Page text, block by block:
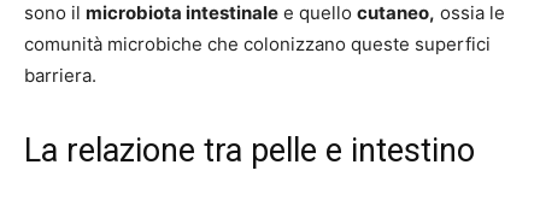
sono il microbiota intestinale e quello cutaneo, ossia le
comunità microbiche che colonizzano queste superfici
barriera.
La relazione tra pelle e intestino